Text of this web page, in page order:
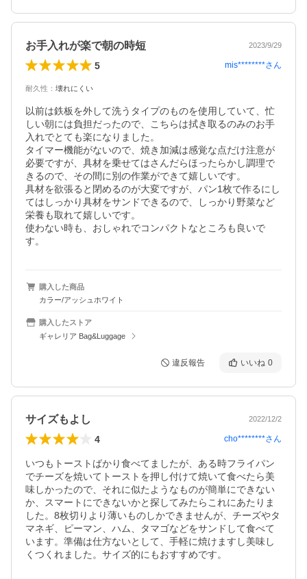
お手入れが楽で朝の時短 2023/9/29
5 mis********さん
耐久性 ： 壊れにくい
以前は鉄板を外して洗うタイプのものを使用していて、忙
しい朝には負担だったので、こちらは拭き取るのみのお手
入れでとても楽になりました。
タイマー機能がないので、焼き加減は感覚な点だけ注意が
必要ですが、具材を乗せてはさんだらほったらかし調理で
きるので、その間に別の作業ができて嬉しいです。
具材を欲張ると閉めるのが大変ですが、パン1枚で作るにし
てはしっかり具材をサンドできるので、しっかり野菜など
栄養も取れて嬉しいです。
使わない時も、おしゃれでコンパクトなところも良いで
す。
購入した商品
カラー/アッシュホワイト
購入したストア
ギャレリア Bag&Luggage
違反報告 いいね 0
サイズもよし 2022/12/2
4 cho********さん
いつもトーストばかり食べてましたが、ある時フライパン
でチーズを焼いてトーストを押し付けて焼いて食べたら美
味しかったので、それに似たようなものが簡単にできない
か、スマートにできないかと探してみたらこれにあたりま
した。8枚切りより薄いものしかできませんが、チーズやタ
マネギ、ピーマン、ハム、タマゴなどをサンドして食べて
います。準備は仕方ないとして、手軽に焼けますし美味し
くつくれました。サイズ的にもおすすめです。